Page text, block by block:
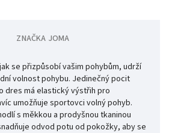
ZNAČKA JOMA
se přizpůsobí vašim pohybům, udrží
volnost pohybu. Jedinečný pocit
dres má elastický výstřih pro
umožňuje sportovci volný pohyb.
s měkkou a prodyšnou tkaninou
odvod potu od pokožky, aby se